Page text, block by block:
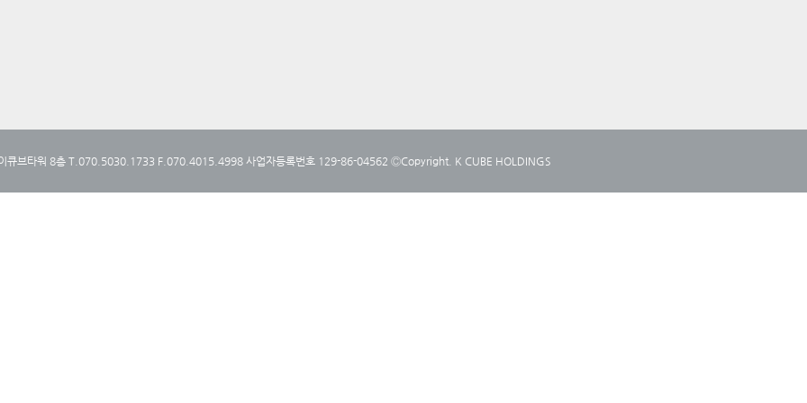
큐브타워 8층 T.070.5030.1733 F.070.4015.4998 사업자등록번호 129-86-04562 ⒸCopyright. K CUBE HOLDINGS